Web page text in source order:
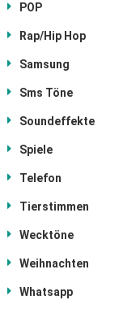
POP
Rap/Hip Hop
Samsung
Sms Töne
Soundeffekte
Spiele
Telefon
Tierstimmen
Wecktöne
Weihnachten
Whatsapp